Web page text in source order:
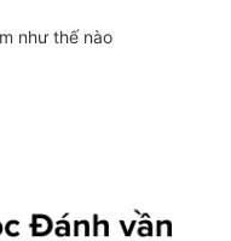
như thế nào